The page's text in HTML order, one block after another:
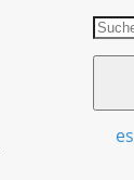
es